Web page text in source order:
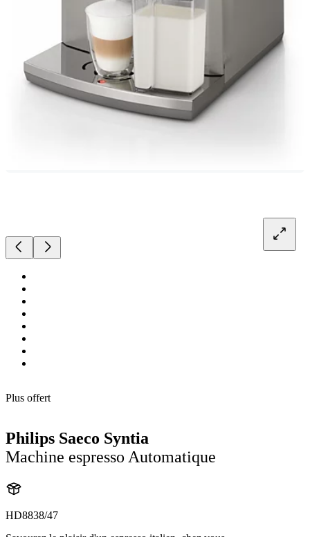
Plus offert
Philips Saeco Syntia
Machine espresso Automatique
HD8838/47